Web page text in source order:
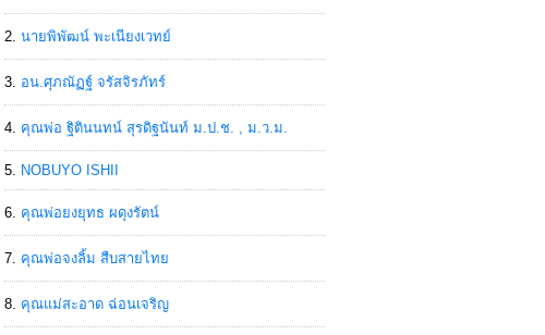
นายพิพัฒน์ พะเนียงเวทย์
อน.ศุภณัฏฐ์ จรัสจิรภัทร์
คุณพ่อ ฐิตินนทน์ สุรดิฐนันท์ ม.ป.ช. , ม.ว.ม.
NOBUYO ISHII
คุณพ่อยงยุทธ ผดุงรัตน์
คุณพ่อจงลิ้ม สืบสายไทย
คุณแม่สะอาด ฉ่อนเจริญ